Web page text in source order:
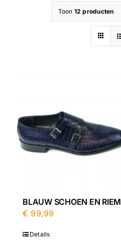
Toon 12 producten
BLAUW SCHOEN EN RIEM
€ 99,99
Details